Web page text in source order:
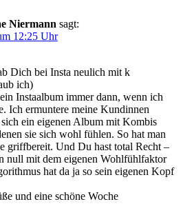
Niermann sagt:
12:25 Uhr
Dich bei Insta neulich mit k
ich)
Instaalbum immer dann, wenn ich
Ich ermuntere meine Kundinnen
ein eigenen Album mit Kombis
sie sich wohl fühlen. So hat man
griffbereit. Und Du hast total Recht –
null mit dem eigenen Wohlfühlfaktor
hat da ja so sein eigenen Kopf
und eine schöne Woche